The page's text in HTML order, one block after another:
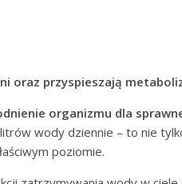
oraz przyspieszają
organizmu dla
wody dziennie – to nie
poziomie.